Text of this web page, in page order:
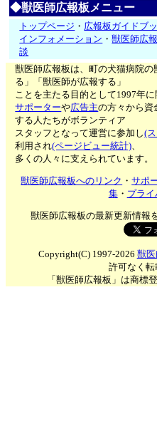
◆獣医師広報板メニュー
トップページ ・ 広報板ガイドブ
インフォメーション ・獣医師広
談
獣医師広報板は、町の犬猫病院の
る」「獣医師が広報する」
ことを主たる目的として1997年
サポーターや広告主の方々から資
する人たちがボランティア
スタッフとなって運営に参加し(
利用され(ページビュー統計)、
多くの人々に支えられています。
獣医師広報板へのリンク ・サポ
集・ プラ
獣医師広報板の最新更新情報
Copyright(C) 1997-2026 獣
許可なく転
「獣医師広報板」は商標